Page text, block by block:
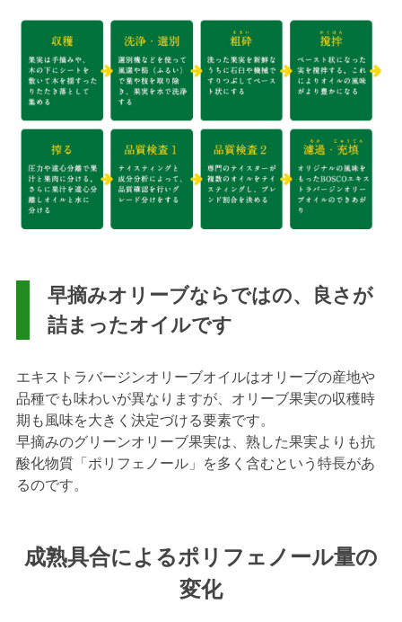
早摘みオリーブならではの、良さが
詰まったオイルです
エキストラバージンオリーブオイルはオリーブの産地や
品種でも味わいが異なりますが、オリーブ果実の収穫時
期も風味を大きく決定づける要素です。
早摘みのグリーンオリーブ果実は、熟した果実よりも抗
酸化物質「ポリフェノール」を多く含むという特長があ
るのです。
成熟具合によるポリフェノール量の
変化